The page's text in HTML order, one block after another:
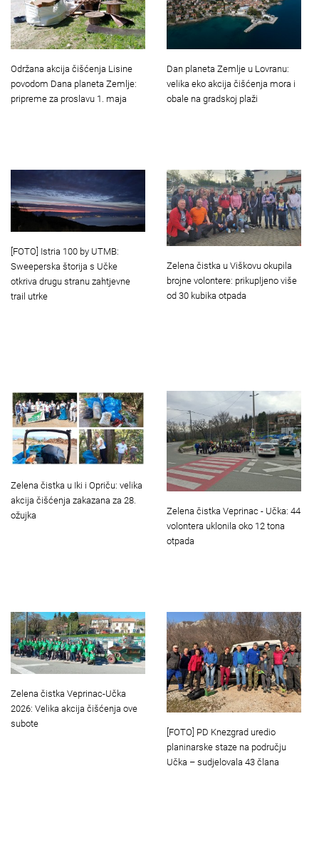
Održana akcija čišćenja Lisine
povodom Dana planeta Zemlje:
pripreme za proslavu 1. maja
Dan planeta Zemlje u Lovranu:
velika eko akcija čišćenja mora i
obale na gradskoj plaži
[FOTO] Istria 100 by UTMB:
Sweeperska štorija s Učke
otkriva drugu stranu zahtjevne
trail utrke
Zelena čistka u Viškovu okupila
brojne volontere: prikupljeno više
od 30 kubika otpada
Zelena čistka u Iki i Opriču: velika
akcija čišćenja zakazana za 28.
ožujka
Zelena čistka Veprinac - Učka: 44
volontera uklonila oko 12 tona
otpada
Zelena čistka Veprinac-Učka
2026: Velika akcija čišćenja ove
subote
[FOTO] PD Knezgrad uredio
planinarske staze na području
Učka – sudjelovala 43 člana